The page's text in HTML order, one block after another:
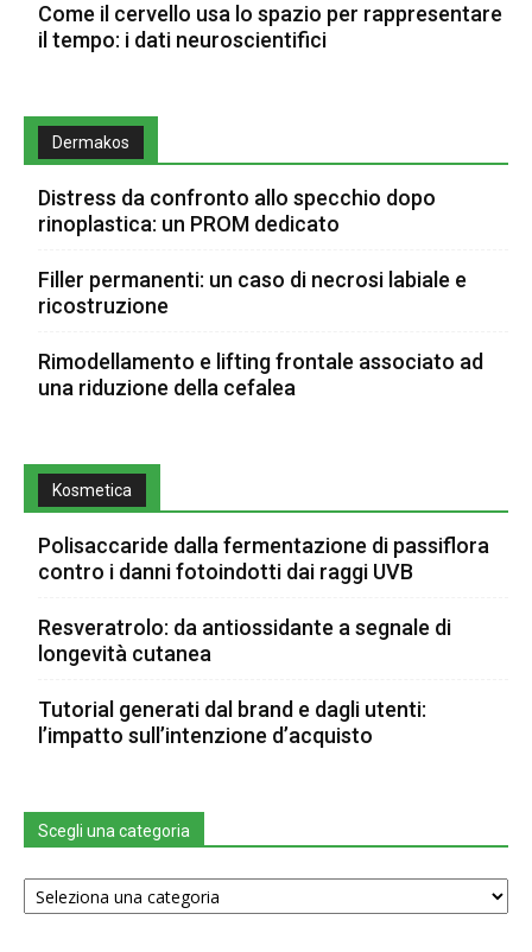
Come il cervello usa lo spazio per rappresentare
il tempo: i dati neuroscientifici
Dermakos
Distress da confronto allo specchio dopo
rinoplastica: un PROM dedicato
Filler permanenti: un caso di necrosi labiale e
ricostruzione
Rimodellamento e lifting frontale associato ad
una riduzione della cefalea
Kosmetica
Polisaccaride dalla fermentazione di passiflora
contro i danni fotoindotti dai raggi UVB
Resveratrolo: da antiossidante a segnale di
longevità cutanea
Tutorial generati dal brand e dagli utenti:
l’impatto sull’intenzione d’acquisto
Scegli una categoria
Scegli
una